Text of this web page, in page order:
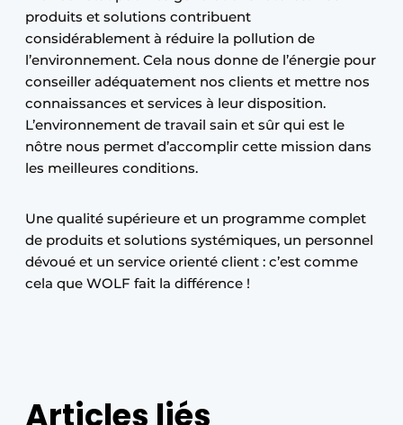
produits et solutions contribuent
considérablement à réduire la pollution de
l’environnement. Cela nous donne de l’énergie pour
conseiller adéquatement nos clients et mettre nos
connaissances et services à leur disposition.
L’environnement de travail sain et sûr qui est le
nôtre nous permet d’accomplir cette mission dans
les meilleures conditions.
Une qualité supérieure et un programme complet
de produits et solutions systémiques, un personnel
dévoué et un service orienté client : c’est comme
cela que WOLF fait la différence !
Articles liés